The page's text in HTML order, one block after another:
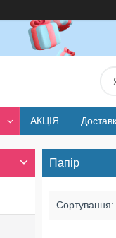
АКЦІЯ
Папір